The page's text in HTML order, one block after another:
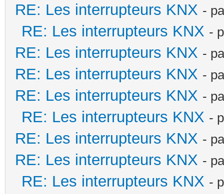
RE: Les interrupteurs KNX -
RE: Les interrupteurs KNX -
RE: Les interrupteurs KNX -
RE: Les interrupteurs KNX -
RE: Les interrupteurs KNX -
RE: Les interrupteurs KNX -
RE: Les interrupteurs KNX -
RE: Les interrupteurs KNX -
RE: Les interrupteurs KNX -